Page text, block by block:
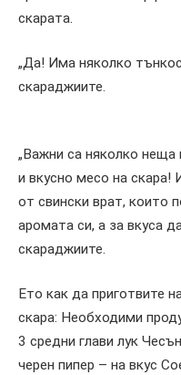
скарата.
„Да! Има няколко
скараджиите.
„Важни са няколко неща
и вкусно месо на
от свински врат, които
аромата си, а за вкуса
скараджиите.
Ето как да приготвите
скара: Необходими
3 средни глави лук
черен пипер – на вкус